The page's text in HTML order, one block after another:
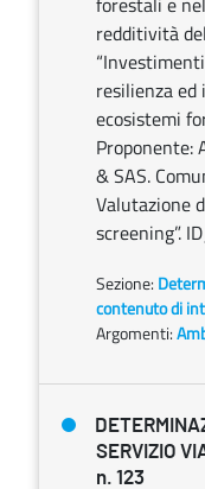
redditività
resilienza
ecosistemi
Proponente:
& SAS.
Valutazione
screening”.
Sezione:
contenuto di
Argomenti:
SERVIZIO
n. 123